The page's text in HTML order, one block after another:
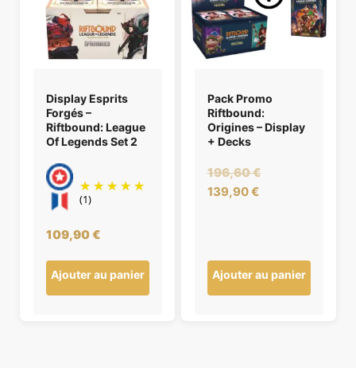
Display Esprits
Forgés –
Riftbound: League
Of Legends Set 2
(1)
109,90€
Ajouter au panier
Pack Promo
Riftbound:
Origines – Display
+ Decks
196,60€Le
139,90€Le
139,90 €.
Ajouter au panier